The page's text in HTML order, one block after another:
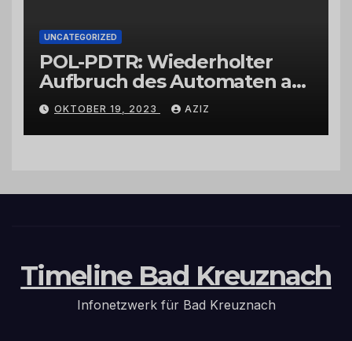
UNCATEGORIZED
POL-PDTR: Wiederholter
Aufbruch des Automaten am
Wohnmobilstellplatz in
Hermeskeil am Labachweg
OKTOBER 19, 2023 AZIZ
Timeline Bad Kreuznach
Infonetzwerk für Bad Kreuznach